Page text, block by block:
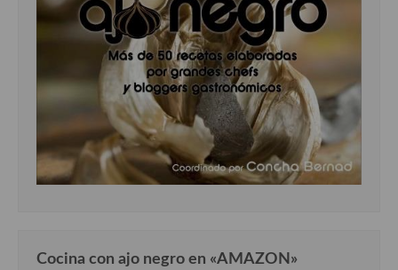
Cocina con ajo negro en «AMAZON»